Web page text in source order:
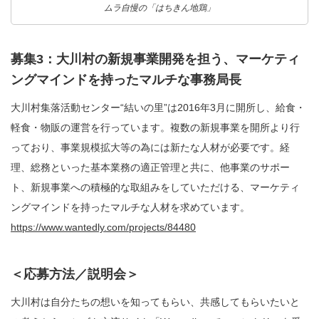
ムラ自慢の「はちきん地鶏」
募集3：大川村の新規事業開発を担う、マーケティ
ングマインドを持ったマルチな事務局長
大川村集落活動センター“結いの里”は2016年3月に開所し、給食・
軽食・物販の運営を行っています。複数の新規事業を開所より行
っており、事業規模拡大等の為には新たな人材が必要です。経
理、総務といった基本業務の適正管理と共に、他事業のサポー
ト、新規事業への積極的な取組みをしていただける、マーケティ
ングマインドを持ったマルチな人材を求めています。
https://www.wantedly.com/projects/84480
＜応募方法／説明会＞
大川村は自分たちの想いを知ってもらい、共感してもらいたいと